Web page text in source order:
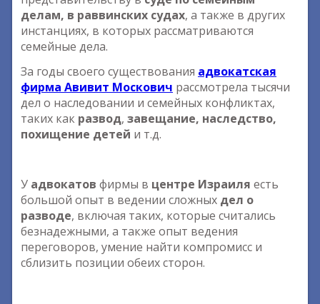
делам, в раввинских судах, а также в других
инстанциях, в которых рассматриваются
семейные дела.
За годы своего существования адвокатская
фирма Авивит Москович рассмотрела тысячи
дел о наследовании и семейных конфликтах,
таких как развод, завещание, наследство,
похищение детей и т.д.
У адвокатов фирмы в центре Израиля есть
большой опыт в ведении сложных дел о
разводе, включая таких, которые считались
безнадежными, а также опыт ведения
переговоров, умение найти компромисс и
сблизить позиции обеих сторон.